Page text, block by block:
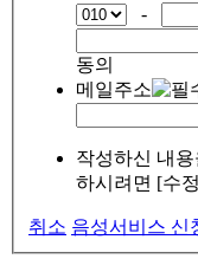
-
동의
메일주소
작성하신 내
하시려면 [수
취소 음성서비스 신